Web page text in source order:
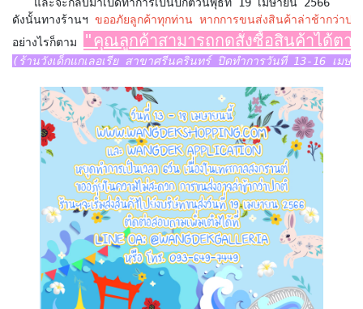
และจะกลับมาเปิดทำการเป็นปกติวันพุธที่ 19 เมษายน 2566
ดังนั้นทางร้านฯ ขออภัยลูกค้าทุกท่าน หากการขนส่งสินค้าล่าช้ากว่าปก
อย่างไรก็ตาม
(ร้านวังเด็กแกเลอเรีย สาขาศรีนครินทร์ ปิดทำการวันที่ 13-16 เม